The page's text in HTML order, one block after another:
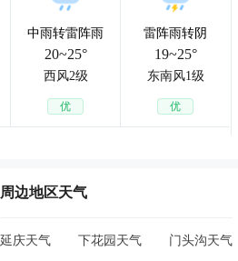
中雨转雷阵雨
20~25°
西风2级
优
雷阵雨转阴
19~25°
东南风1级
优
周边地区天气
延庆天气 下花园天气 门头沟天气